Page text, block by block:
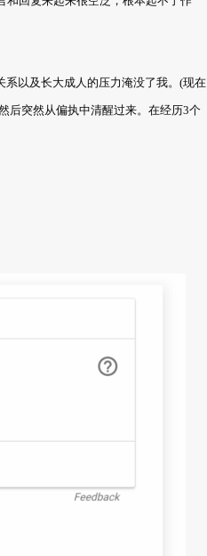
以及长大成人的压力淹没了我。(现在
后突然从偏执中清醒过来。在经历3个